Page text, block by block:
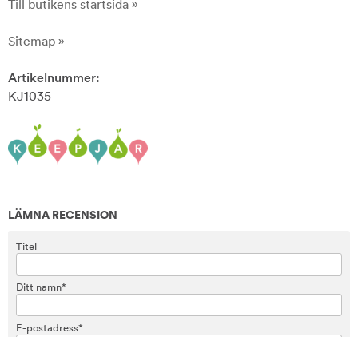
Till butikens startsida »
Sitemap »
Artikelnummer:
KJ1035
LÄMNA RECENSION
Titel
Ditt namn*
E-postadress*